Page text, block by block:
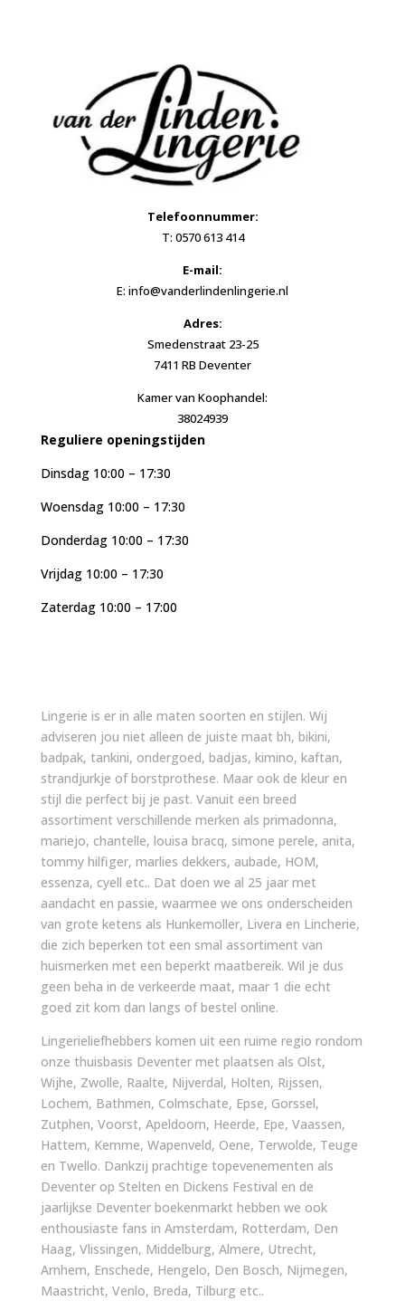
Telefoonnummer:
T: 0570 613 414
E-mail:
E: info@vanderlindenlingerie.nl
Adres:
Smedenstraat 23-25
7411 RB Deventer
Kamer van Koophandel:
38024939
Reguliere openingstijden
Dinsdag 10:00 – 17:30
Woensdag 10:00 – 17:30
Donderdag 10:00 – 17:30
Vrijdag 10:00 – 17:30
Zaterdag 10:00 – 17:00
Lingerie is er in alle maten soorten en stijlen. Wij
adviseren jou niet alleen de juiste maat bh, bikini,
badpak, tankini, ondergoed, badjas, kimino, kaftan,
strandjurkje of borstprothese. Maar ook de kleur en
stijl die perfect bij je past. Vanuit een breed
assortiment verschillende merken als primadonna,
mariejo, chantelle, louisa bracq, simone perele, anita,
tommy hilfiger, marlies dekkers, aubade, HOM,
essenza, cyell etc.. Dat doen we al 25 jaar met
aandacht en passie, waarmee we ons onderscheiden
van grote ketens als Hunkemoller, Livera en Lincherie,
die zich beperken tot een smal assortiment van
huismerken met een beperkt maatbereik. Wil je dus
geen beha in de verkeerde maat, maar 1 die echt
goed zit kom dan langs of bestel online.
Lingerieliefhebbers komen uit een ruime regio rondom
onze thuisbasis Deventer met plaatsen als Olst,
Wijhe, Zwolle, Raalte, Nijverdal, Holten, Rijssen,
Lochem, Bathmen, Colmschate, Epse, Gorssel,
Zutphen, Voorst, Apeldoorn, Heerde, Epe, Vaassen,
Hattem, Kemme, Wapenveld, Oene, Terwolde, Teuge
en Twello. Dankzij prachtige topevenementen als
Deventer op Stelten en Dickens Festival en de
jaarlijkse Deventer boekenmarkt hebben we ook
enthousiaste fans in Amsterdam, Rotterdam, Den
Haag, Vlissingen, Middelburg, Almere, Utrecht,
Arnhem, Enschede, Hengelo, Den Bosch, Nijmegen,
Maastricht, Venlo, Breda, Tilburg etc..